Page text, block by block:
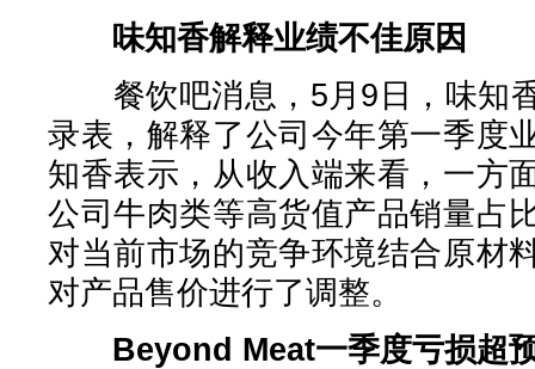
味知香解释业绩不佳原因
餐饮吧消息，5月9日，味知
录表，解释了公司今年第一季度
知香表示，从收入端来看，一方
公司牛肉类等高货值产品销量占
对当前市场的竞争环境结合原材
对产品售价进行了调整。
Beyond Meat一季度亏损超